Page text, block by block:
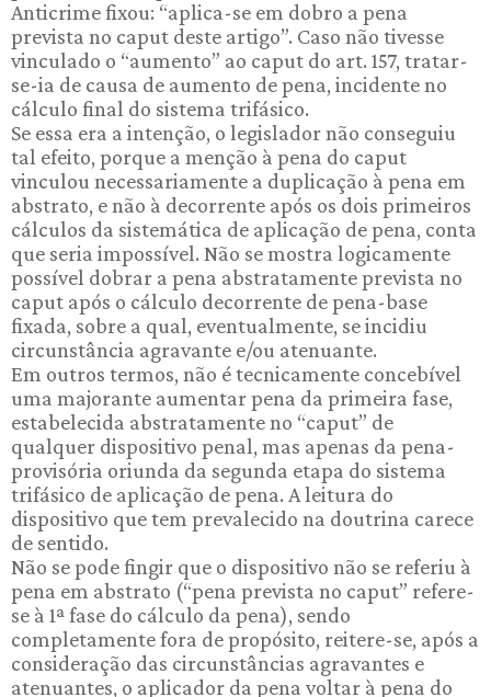
Anticrime fixou: “aplica-se em dobro a pena
prevista no caput deste artigo”. Caso não tivesse
vinculado o “aumento” ao caput do art. 157, tratar-
se-ia de causa de aumento de pena, incidente no
cálculo final do sistema trifásico.
Se essa era a intenção, o legislador não conseguiu
tal efeito, porque a menção à pena do caput
vinculou necessariamente a duplicação à pena em
abstrato, e não à decorrente após os dois primeiros
cálculos da sistemática de aplicação de pena, conta
que seria impossível. Não se mostra logicamente
possível dobrar a pena abstratamente prevista no
caput após o cálculo decorrente de pena-base
fixada, sobre a qual, eventualmente, se incidiu
circunstância agravante e/ou atenuante.
Em outros termos, não é tecnicamente concebível
uma majorante aumentar pena da primeira fase,
estabelecida abstratamente no “caput” de
qualquer dispositivo penal, mas apenas da pena-
provisória oriunda da segunda etapa do sistema
trifásico de aplicação de pena. A leitura do
dispositivo que tem prevalecido na doutrina carece
de sentido.
Não se pode fingir que o dispositivo não se referiu à
pena em abstrato (“pena prevista no caput” refere-
se à 1ª fase do cálculo da pena), sendo
completamente fora de propósito, reitere-se, após a
consideração das circunstâncias agravantes e
atenuantes, o aplicador da pena voltar à pena do